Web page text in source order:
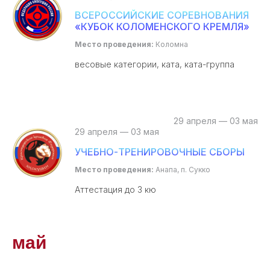
ВСЕРОССИЙСКИЕ СОРЕВНОВАНИЯ
«КУБОК КОЛОМЕНСКОГО КРЕМЛЯ»
Место проведения: Коломна
весовые категории, ката, ката-группа
29 апреля — 03 мая
29 апреля — 03 мая
УЧЕБНО-ТРЕНИРОВОЧНЫЕ СБОРЫ
Место проведения: Анапа, п. Сукко
Аттестация до 3 кю
май